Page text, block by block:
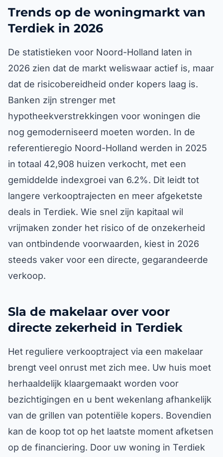
Trends op de woningmarkt van
Terdiek in 2026
De statistieken voor Noord-Holland laten in
2026 zien dat de markt weliswaar actief is, maar
dat de risicobereidheid onder kopers laag is.
Banken zijn strenger met
hypotheekverstrekkingen voor woningen die
nog gemoderniseerd moeten worden. In de
referentieregio Noord-Holland werden in 2025
in totaal 42,908 huizen verkocht, met een
gemiddelde indexgroei van 6.2%. Dit leidt tot
langere verkooptrajecten en meer afgeketste
deals in Terdiek. Wie snel zijn kapitaal wil
vrijmaken zonder het risico of de onzekerheid
van ontbindende voorwaarden, kiest in 2026
steeds vaker voor een directe, gegarandeerde
verkoop.
Sla de makelaar over voor
directe zekerheid in Terdiek
Het reguliere verkooptraject via een makelaar
brengt veel onrust met zich mee. Uw huis moet
herhaaldelijk klaargemaakt worden voor
bezichtigingen en u bent wekenlang afhankelijk
van de grillen van potentiële kopers. Bovendien
kan de koop tot op het laatste moment afketsen
op de financiering. Door uw woning in Terdiek